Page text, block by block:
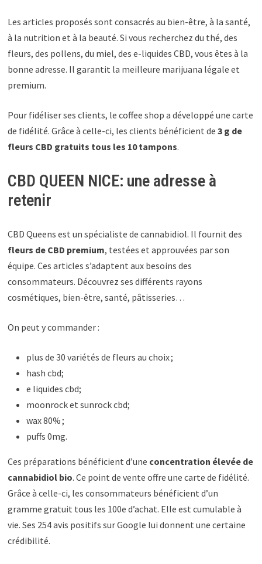
Les articles proposés sont consacrés au bien-être, à la santé,
à la nutrition et à la beauté. Si vous recherchez du thé, des
fleurs, des pollens, du miel, des e-liquides CBD, vous êtes à la
bonne adresse. Il garantit la meilleure marijuana légale et
premium.
Pour fidéliser ses clients, le coffee shop a développé une carte
de fidélité. Grâce à celle-ci, les clients bénéficient de3 g de
fleurs CBD gratuits tous les 10 tampons.
CBD QUEEN NICE: une adresse à
retenir
CBD Queens est un spécialiste de cannabidiol. Il fournit des
fleurs de CBD premium, testées et approuvées par son
équipe. Ces articles s’adaptent aux besoins des
consommateurs. Découvrez ses différents rayons
cosmétiques, bien-être, santé, pâtisseries…
On peut y commander :
plus de 30 variétés de fleurs au choix ;
hash cbd;
e liquides cbd;
moonrock et sunrock cbd;
wax 80% ;
puffs 0mg.
Ces préparations bénéficient d’une concentration élevée de
cannabidiol bio. Ce point de vente offre une carte de fidélité.
Grâce à celle-ci, les consommateurs bénéficient d’un
gramme gratuit tous les 100e d’achat. Elle est cumulable à
vie. Ses 254 avis positifs sur Google lui donnent une certaine
crédibilité.